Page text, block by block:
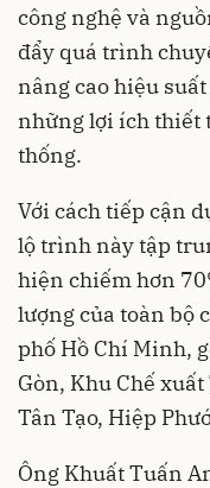
công nghệ và
đẩy quá trình
nâng cao hiệu
những lợi ích thiết
thống.
Với cách tiếp cận
lộ trình này tập
hiện chiếm hơn
lượng của toàn bộ
phố Hồ Chí Minh,
Gòn, Khu Chế
Tân Tạo, Hiệp
Ông Khuất Tuấn